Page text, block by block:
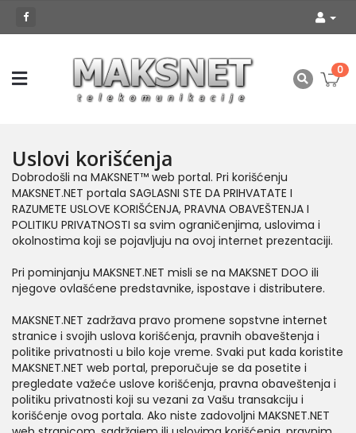
0
Uslovi korišćenja
Dobrodošli na MAKSNET™ web portal. Pri korišćenju
MAKSNET.NET portala SAGLASNI STE DA PRIHVATATE I
RAZUMETE USLOVE KORIŠĆENJA, PRAVNA OBAVEŠTENJA I
POLITIKU PRIVATNOSTI sa svim ograničenjima, uslovima i
okolnostima koji se pojavljuju na ovoj internet prezentaciji.
Pri pominjanju MAKSNET.NET misli se na MAKSNET DOO ili
njegove ovlašćene predstavnike, ispostave i distributere.
MAKSNET.NET zadržava pravo promene sopstvne internet
stranice i svojih uslova korišćenja, pravnih obaveštenja i
politike privatnosti u bilo koje vreme. Svaki put kada koristite
MAKSNET.NET web portal, preporučuje se da posetite i
pregledate važeće uslove korišćenja, pravna obaveštenja i
politiku privatnosti koji su vezani za Vašu transakciju i
korišćenje ovog portala. Ako niste zadovoljni MAKSNET.NET